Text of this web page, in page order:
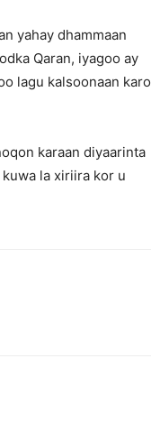
yahay dhammaan
Qaran, iyagoo ay
lagu kalsoonaan karo
karaan diyaarinta
la xiriira kor u